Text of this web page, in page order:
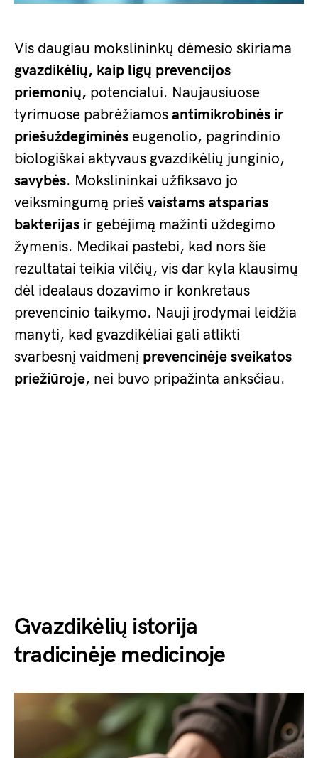
Vis daugiau mokslininkų dėmesio skiriama
gvazdikėlių, kaip ligų prevencijos
priemonių, potencialui. Naujausiuose
tyrimuose pabrėžiamos antimikrobinės ir
priešuždegiminės eugenolio, pagrindinio
biologiškai aktyvaus gvazdikėlių junginio,
savybės. Mokslininkai užfiksavo jo
veiksmingumą prieš vaistams atsparias
bakterijas ir gebėjimą mažinti uždegimo
žymenis. Medikai pastebi, kad nors šie
rezultatai teikia vilčių, vis dar kyla klausimų
dėl idealaus dozavimo ir konkretaus
prevencinio taikymo. Nauji įrodymai leidžia
manyti, kad gvazdikėliai gali atlikti
svarbesnį vaidmenį prevencinėje sveikatos
priežiūroje, nei buvo pripažinta anksčiau.
Gvazdikėlių istorija
tradicinėje medicinoje